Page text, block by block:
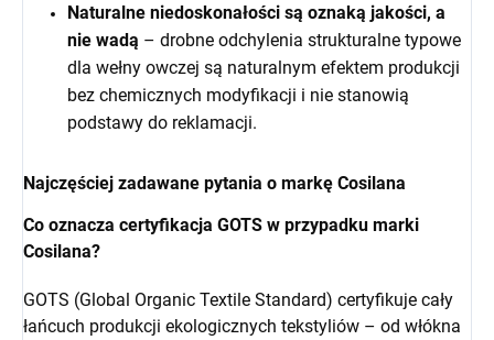
Naturalne niedoskonałości są oznaką jakości, a
nie wadą – drobne odchylenia strukturalne typowe
dla wełny owczej są naturalnym efektem produkcji
bez chemicznych modyfikacji i nie stanowią
podstawy do reklamacji.
Najczęściej zadawane pytania o markę Cosilana
Co oznacza certyfikacja GOTS w przypadku marki
Cosilana?
GOTS (Global Organic Textile Standard) certyfikuje cały
łańcuch produkcji ekologicznych tekstyliów – od włókna